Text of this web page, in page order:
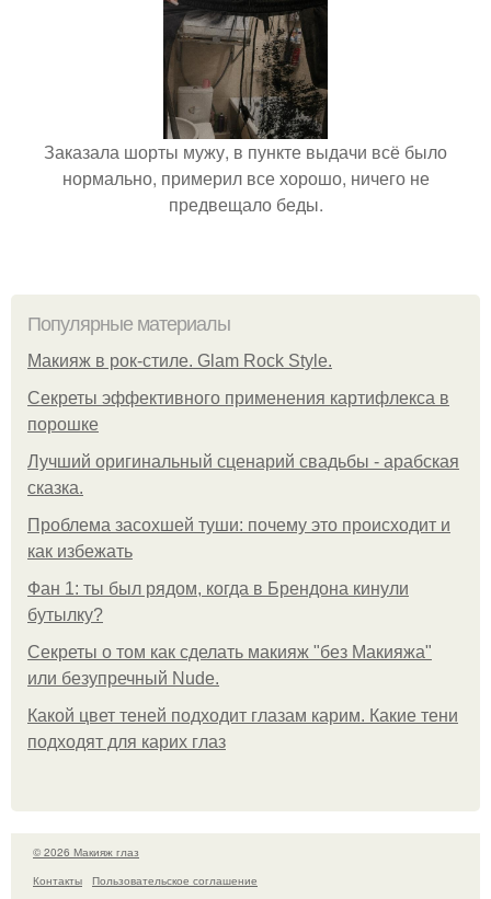
Заказала шорты мужу, в пункте выдачи всё было
нормально, примерил все хорошо, ничего не
предвещало беды.
Популярные материалы
Макияж в рок-стиле. Glam Rock Style.
Секреты эффективного применения картифлекса в
порошке
Лучший оригинальный сценарий свадьбы - арабская
сказка.
Проблема засохшей туши: почему это происходит и
как избежать
Фан 1: ты был рядом, когда в Брендона кинули
бутылку?
Секреты о том как сделать макияж "без Макияжа"
или безупречный Nude.
Какой цвет теней подходит глазам карим. Какие тени
подходят для карих глаз
© 2026 Макияж глаз
Контакты
Пользовательское соглашение